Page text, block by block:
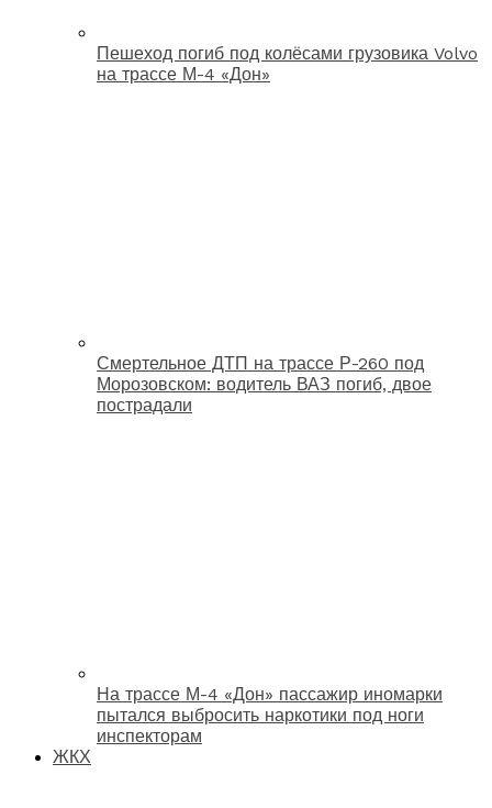
Пешеход погиб под колёсами грузовика Volvo
на трассе М-4 «Дон»
Смертельное ДТП на трассе Р-260 под
Морозовском: водитель ВАЗ погиб, двое
пострадали
На трассе М-4 «Дон» пассажир иномарки
пытался выбросить наркотики под ноги
инспекторам
ЖКХ